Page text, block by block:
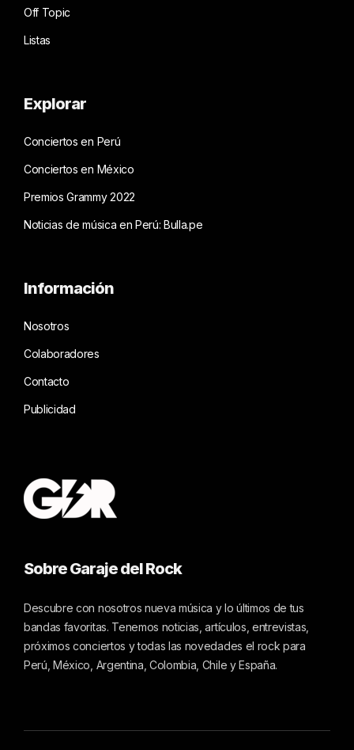
Off Topic
Listas
Explorar
Conciertos en Perú
Conciertos en México
Premios Grammy 2022
Noticias de música en Perú: Bulla.pe
Información
Nosotros
Colaboradores
Contacto
Publicidad
Sobre Garaje del Rock
Descubre con nosotros nueva música y lo últimos de tus
bandas favoritas. Tenemos noticias, artículos, entrevistas,
próximos conciertos y todas las novedades el rock para
Perú, México, Argentina, Colombia, Chile y España.